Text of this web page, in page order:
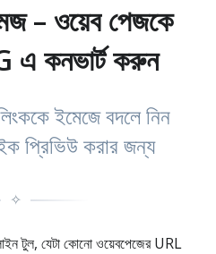
– ওয়েব পেজকে
এ কনভার্ট করুন
ইমেজে বদলে নিন
প্রিভিউ করার জন্য
✧
টুল, যেটা কোনো ওয়েবপেজের URL